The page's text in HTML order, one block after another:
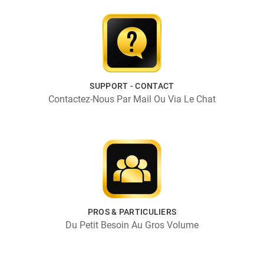
SUPPORT - CONTACT
Contactez-Nous Par Mail Ou Via Le Chat
PROS & PARTICULIERS
Du Petit Besoin Au Gros Volume